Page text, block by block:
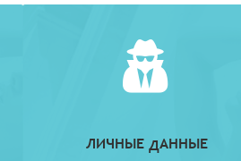
ЛИЧНЫЕ ДАННЫЕ